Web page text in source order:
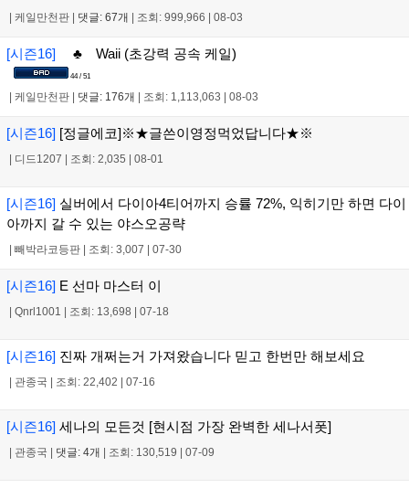
| 케일만천판 | 댓글: 67개 | 조회: 999,966 | 08-03
[시즌16] ♣ Waii (초강력 공속 케일)
44 / 51
케일만천판 댓글: 176개 조회: 1,113,063 08-03
[시즌16] [정글에코]※★글쓴이영정먹었답니다★※
디드1207 조회: 2,035 08-01
[시즌16] 실버에서 다이아4티어까지 승률 72%, 익히기만 하면 다이
아까지 갈 수 있는 야스오공략
빼박라코등판 조회: 3,007 07-30
[시즌16] E 선마 마스터 이
Qnrl1001 조회: 13,698 07-18
[시즌16] 진짜 개쩌는거 가져왔습니다 믿고 한번만 해보세요
관종국 조회: 22,402 07-16
[시즌16] 세나의 모든것 [현시점 가장 완벽한 세나서폿]
관종국 댓글: 4개 조회: 130,519 07-09